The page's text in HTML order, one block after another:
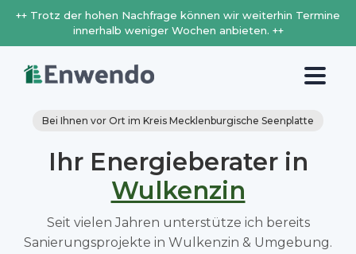
++ Trotz der hohen Nachfrage können wir weiterhin Termine
innerhalb weniger Wochen anbieten. ++
Bei Ihnen vor Ort im Kreis Mecklenburgische Seenplatte
Ihr Energieberater in
Wulkenzin
Seit vielen Jahren unterstütze ich bereits
Sanierungsprojekte in Wulkenzin & Umgebung.